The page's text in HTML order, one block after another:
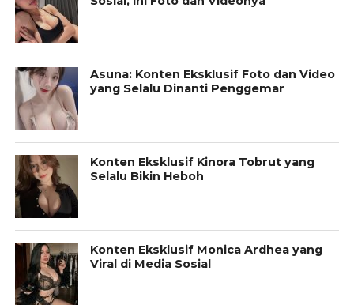
Asuna: Konten Eksklusif Foto dan Video
yang Selalu Dinanti Penggemar
Konten Eksklusif Kinora Tobrut yang
Selalu Bikin Heboh
Konten Eksklusif Monica Ardhea yang
Viral di Media Sosial